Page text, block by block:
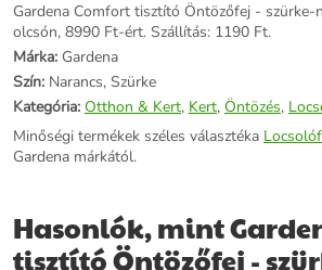
Gardena Comfort tisztító Öntözőfej - szürke-
olcsón, 8990 Ft-ért. Szállítás: 1190 Ft.
Márka: Gardena
Szín: Narancs, Szürke
Kategória: Otthon & Kert, Kert, Öntözés,
Minőségi termékek széles választéka
Gardena márkától.
Hasonlók, mint
tisztító Öntözőfej -